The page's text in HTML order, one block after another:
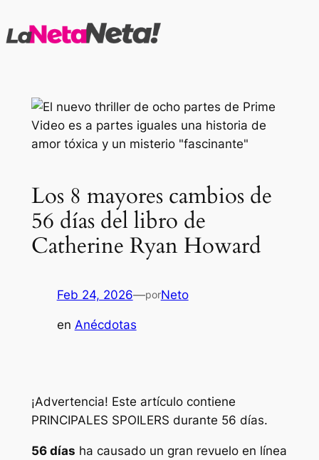
al
Los 8 mayores cambios de
56 días del libro de
Catherine Ryan Howard
Feb 24, 2026—porNeto
en Anécdotas
¡Advertencia! Este artículo contiene
PRINCIPALES SPOILERS durante 56 días.
56 días ha causado un gran revuelo en línea